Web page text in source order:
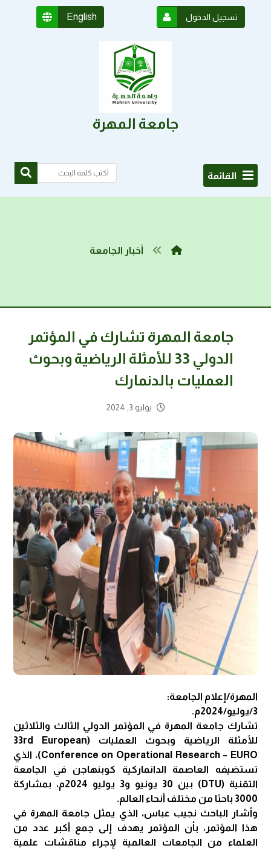
English تسجيل الدخول
جامعة المهرة
القائمة
أخبار الجامعة
جامعة المهرة تشارك في المؤتمر
الدولي 33 للأمثلة الرياضية وبحوث
العمليات بالدنمارك
يوليو 3, 2024
المهرة/إعلام الجامعة:
3/يوليو/2024م.
تشارك جامعة المهرة في المؤتمر الدولي الثالث والثلاثين
للأمثلة الرياضية وبحوث العمليات (33rd European
Conference on Operational Research – EURO)، الذي
تستضيفه العاصمة الدانماركية كوبنهاجن في الجامعة
التقنية (DTU) بين 30 يونيو و3 يوليو 2024م، بمشاركة
3000 باحثا من مختلف أنحاء العالم.
وأشار الباحث نجيب عباس، الذي يمثل جامعة المهرة في
هذا المؤتمر، بأن المؤتمر يهدف إلى جمع أكبر عدد من
العلماء من الجامعات العالمية لإجراء مناقشات علمية